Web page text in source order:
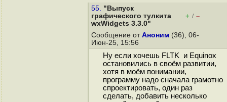
55. "Выпуск
графического тулкита
wxWidgets 3.3.0"
+ / –
Сообщение от Аноним (36), 06-
Июн-25, 15:56
Ну если хочешь FLTK и Equinox
остановились в своём развитии,
хотя в моём понимании,
программу надо сначала грамотно
спроектировать, один раз
сделать, добавить несколько